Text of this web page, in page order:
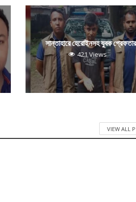
সান্তাহারে হেরোইনসহ যুবক গ্রেফতার
421 Views
VIEW ALL